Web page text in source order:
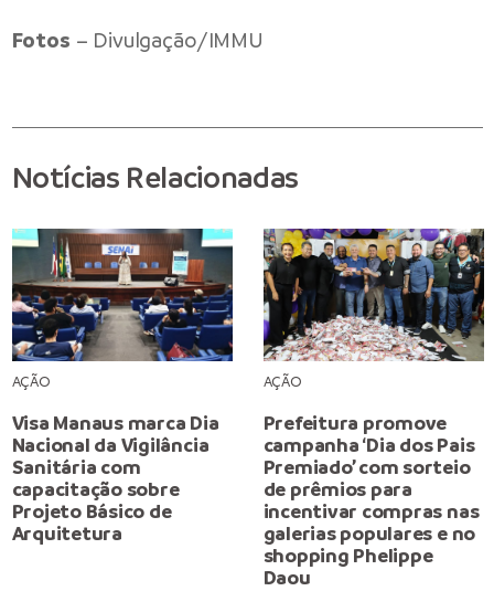
Fotos – Divulgação/IMMU
Notícias Relacionadas
AÇÃO
Visa Manaus marca Dia
Nacional da Vigilância
Sanitária com
capacitação sobre
Projeto Básico de
Arquitetura
AÇÃO
Prefeitura promove
campanha ‘Dia dos Pais
Premiado’ com sorteio
de prêmios para
incentivar compras nas
galerias populares e no
shopping Phelippe
Daou